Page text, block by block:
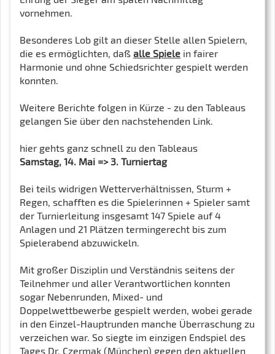
vornehmen.
Besonderes Lob gilt an dieser Stelle allen Spielern,
die es ermöglichten, daß alle Spiele in fairer
Harmonie und ohne Schiedsrichter gespielt werden
konnten.
Weitere Berichte folgen in Kürze - zu den Tableaus
gelangen Sie über den nachstehenden Link.
hier gehts ganz schnell zu den Tableaus
Samstag, 14. Mai => 3. Turniertag
Bei teils widrigen Wetterverhältnissen, Sturm +
Regen, schafften es die Spielerinnen + Spieler samt
der Turnierleitung insgesamt 147 Spiele auf 4
Anlagen und 21 Plätzen termingerecht bis zum
Spielerabend abzuwickeln.
Mit großer Disziplin und Verständnis seitens der
Teilnehmer und aller Verantwortlichen konnten
sogar Nebenrunden, Mixed- und
Doppelwettbewerbe gespielt werden, wobei gerade
in den Einzel-Hauptrunden manche Überraschung zu
verzeichen war. So siegte im einzigen Endspiel des
Tages Dr. Czermak (München) gegen den aktuellen